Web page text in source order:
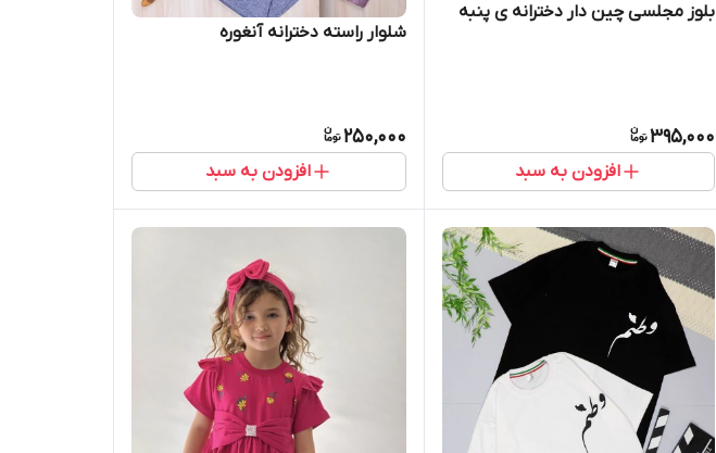
بلوز مجلسی چین دار دخترانه ی پنبه
395,000
افزودن به سبد
شلوار راسته دخترانه آنغوره
250,000
افزودن به سبد